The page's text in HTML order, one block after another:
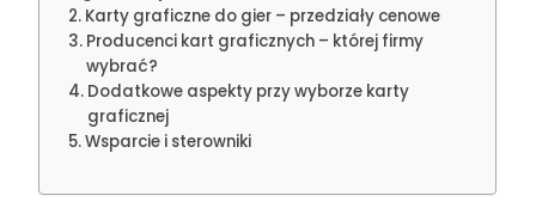
Karty graficzne do gier – przedziały cenowe
Producenci kart graficznych – której firmy
wybrać?
Dodatkowe aspekty przy wyborze karty
graficznej
Wsparcie i sterowniki